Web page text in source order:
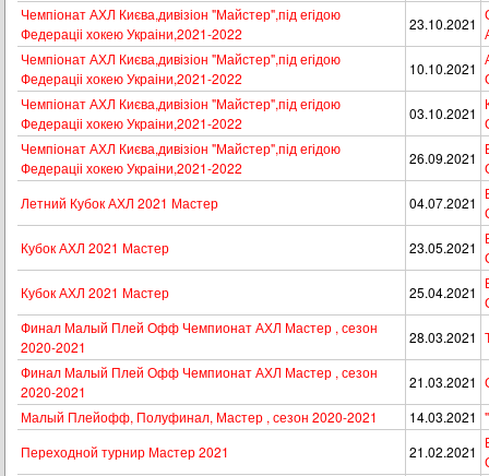
Чемпіонат АХЛ Києва,дивізіон "Майстер",під егідою
Федераціі хокею Украіни,2021-2022
23.10.2021
Чемпіонат АХЛ Києва,дивізіон "Майстер",під егідою
Федераціі хокею Украіни,2021-2022
10.10.2021
Чемпіонат АХЛ Києва,дивізіон "Майстер",під егідою
Федераціі хокею Украіни,2021-2022
03.10.2021
Чемпіонат АХЛ Києва,дивізіон "Майстер",під егідою
Федераціі хокею Украіни,2021-2022
26.09.2021
Летний Кубок АХЛ 2021 Мастер
04.07.2021
Кубок АХЛ 2021 Мастер
23.05.2021
Кубок АХЛ 2021 Мастер
25.04.2021
Финал Малый Плей Офф Чемпионат АХЛ Мастер , сезон
2020-2021
28.03.2021
Финал Малый Плей Офф Чемпионат АХЛ Мастер , сезон
2020-2021
21.03.2021
Малый Плейофф, Полуфинал, Мастер , сезон 2020-2021
14.03.2021
Переходной турнир Мастер 2021
21.02.2021